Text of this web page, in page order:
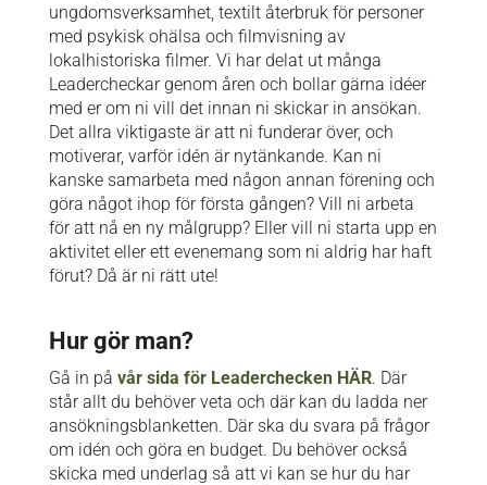
ungdomsverksamhet, textilt återbruk för personer
med psykisk ohälsa och filmvisning av
lokalhistoriska filmer. Vi har delat ut många
Leadercheckar genom åren och bollar gärna idéer
med er om ni vill det innan ni skickar in ansökan.
Det allra viktigaste är att ni funderar över, och
motiverar, varför idén är nytänkande. Kan ni
kanske samarbeta med någon annan förening och
göra något ihop för första gången? Vill ni arbeta
för att nå en ny målgrupp? Eller vill ni starta upp en
aktivitet eller ett evenemang som ni aldrig har haft
förut? Då är ni rätt ute!
Hur gör man?
Gå in på vår sida för Leaderchecken HÄR. Där
står allt du behöver veta och där kan du ladda ner
ansökningsblanketten. Där ska du svara på frågor
om idén och göra en budget. Du behöver också
skicka med underlag så att vi kan se hur du har